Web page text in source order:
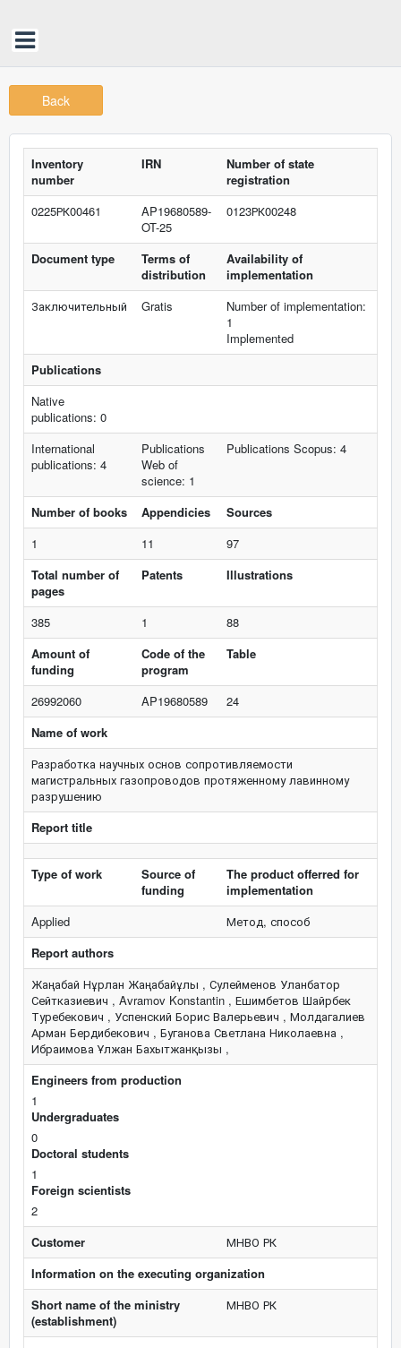
Back
Inventory
number
IRN
Number of state
registration
0225РК00461
AP19680589-
OT-25
0123РК00248
Document type
Terms of
distribution
Availability of
implementation
Заключительный
Gratis
Number of implementation:
1
Implemented
Publications
Native
publications: 0
International
publications: 4
Publications
Web of
science: 1
Publications Scopus: 4
Number of books Appendicies
Sources
1
11
97
Total number of
pages
Patents Illustrations
385 1
88
Amount of
funding
Code of the
program
Table
26992060 AP19680589
24
Name of work
Разработка научных основ сопротивляемости
магистральных газопроводов протяженному лавинному
разрушению
Report title
Type of work
Source of
funding
The product offerred for
implementation
Applied
Метод, способ
Report authors
Жаңабай Нұрлан Жаңабайұлы , Сулейменов Уланбатор
Сейтказиевич , Avramov Konstantin , Ешимбетов Шайрбек
Туребекович , Успенский Борис Валерьевич , Молдагалиев
Арман Бердибекович , Буганова Светлана Николаевна ,
Ибраимова Ұлжан Бахытжанқызы ,
Engineers from production
1
Undergraduates
0
Doctoral students
1
Foreign scientists
2
Customer
МНВО РК
Information on the executing organization
Short name of the ministry
(establishment)
МНВО РК